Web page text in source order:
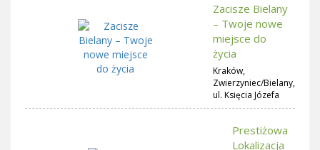
Zacisze Bielany
– Twoje nowe
miejsce do
życia
Kraków,
Zwierzyniec/Bielany,
ul. Księcia Józefa
Prestiżowa
Lokalizacja